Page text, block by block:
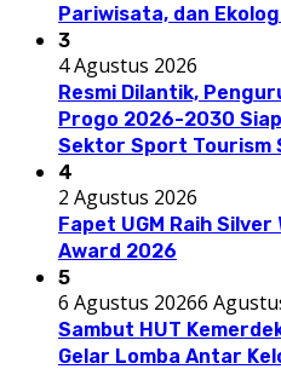
Pariwisata, dan
3
4 Agustus 2026
Resmi Dilantik,
Progo 2026-2030
Sektor Sport Tourism
4
2 Agustus 2026
Fapet UGM Raih
Award 2026
5
6 Agustus 20266
Sambut HUT
Gelar Lomba Antar